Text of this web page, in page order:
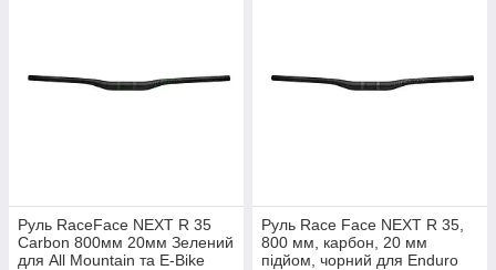
Руль RaceFace NEXT R 35
Carbon 800мм 20мм Зелений
для All Mountain та E-Bike
Руль Race Face NEXT R 35,
800 мм, карбон, 20 мм
підйом, чорний для Enduro